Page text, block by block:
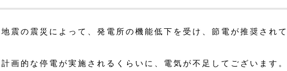
震の震災によって、発電所の機能低下を受け、節電が推奨されて
画的な停電が実施されるくらいに、電気が不足してございます。